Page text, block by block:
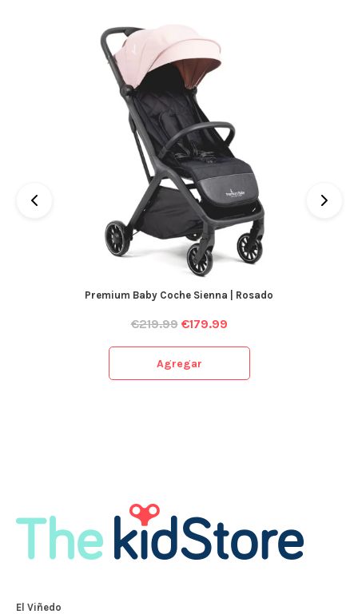
Premium Baby Coche Sienna | Rosado
€219.99 €179.99
Agregar